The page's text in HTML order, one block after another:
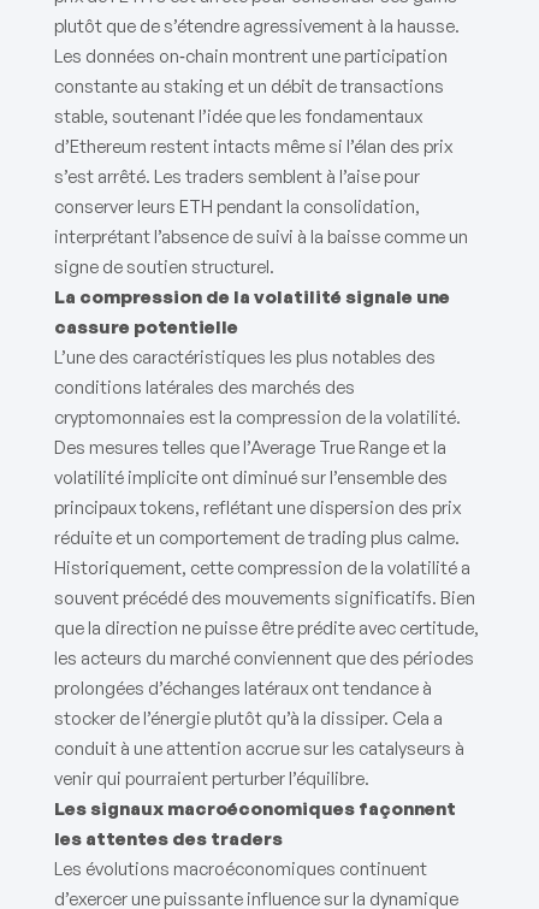
plutôt que de s’étendre agressivement à la hausse.
Les données on‑chain montrent une participation
constante au staking et un débit de transactions
stable, soutenant l’idée que les fondamentaux
d’Ethereum restent intacts même si l’élan des prix
s’est arrêté. Les traders semblent à l’aise pour
conserver leurs ETH pendant la consolidation,
interprétant l’absence de suivi à la baisse comme un
signe de soutien structurel.
La compression de la volatilité signale une
cassure potentielle
L’une des caractéristiques les plus notables des
conditions latérales des marchés des
cryptomonnaies est la compression de la volatilité.
Des mesures telles que l’Average True Range et la
volatilité implicite ont diminué sur l’ensemble des
principaux tokens, reflétant une dispersion des prix
réduite et un comportement de trading plus calme.
Historiquement, cette compression de la volatilité a
souvent précédé des mouvements significatifs. Bien
que la direction ne puisse être prédite avec certitude,
les acteurs du marché conviennent que des périodes
prolongées d’échanges latéraux ont tendance à
stocker de l’énergie plutôt qu’à la dissiper. Cela a
conduit à une attention accrue sur les catalyseurs à
venir qui pourraient perturber l’équilibre.
Les signaux macroéconomiques façonnent
les attentes des traders
Les évolutions macroéconomiques continuent
d’exercer une puissante influence sur la dynamique